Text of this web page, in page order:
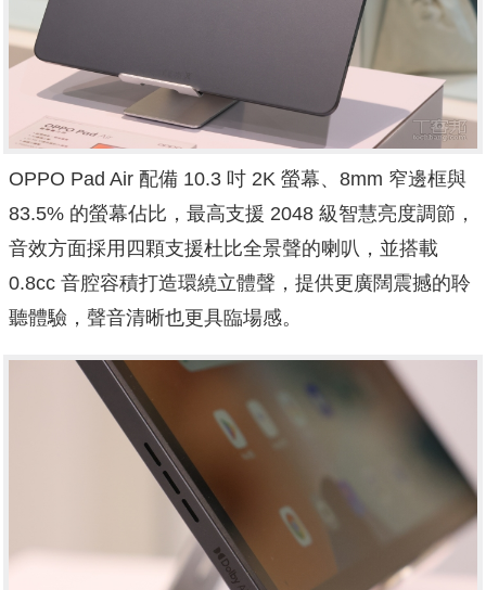
OPPO Pad Air 配備 10.3 吋 2K 螢幕、8mm 窄邊框與
83.5% 的螢幕佔比，最高支援 2048 級智慧亮度調節，
音效方面採用四顆支援杜比全景聲的喇叭，並搭載
0.8cc 音腔容積打造環繞立體聲，提供更廣闊震撼的聆
聽體驗，聲音清晰也更具臨場感。